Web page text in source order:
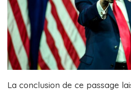
La conclusion de ce passage